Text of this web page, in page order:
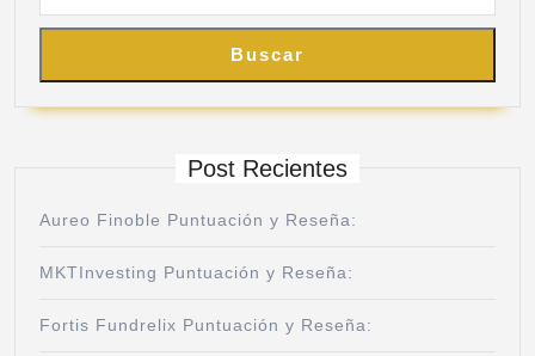
Buscar
Post Recientes
Aureo Finoble Puntuación y Reseña:
MKTInvesting Puntuación y Reseña:
Fortis Fundrelix Puntuación y Reseña: